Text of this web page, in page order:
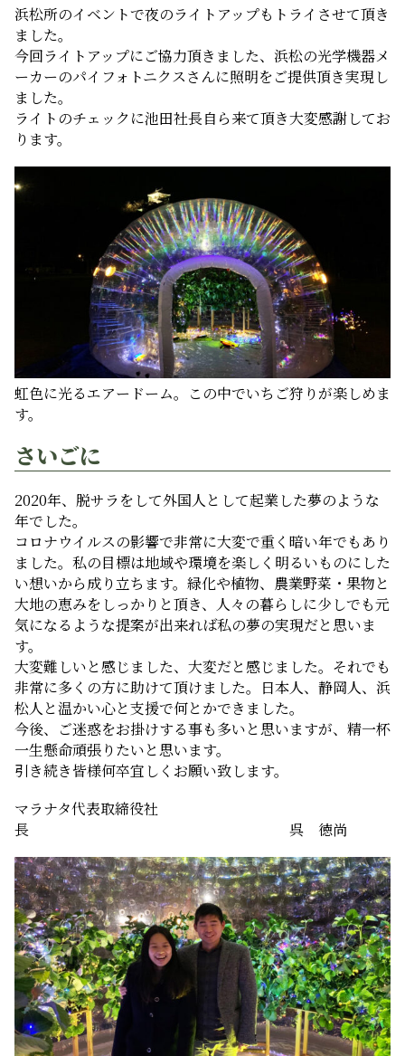
浜松所のイベントで夜のライトアップもトライさせて頂き
ました。
今回ライトアップにご協力頂きました、浜松の光学機器メ
ーカーのパイフォトニクスさんに照明をご提供頂き実現し
ました。
ライトのチェックに池田社長自ら来て頂き大変感謝してお
ります。
虹色に光るエアードーム。この中でいちご狩りが楽しめま
す。
さいごに
2020年、脱サラをして外国人として起業した夢のような
年でした。
コロナウイルスの影響で非常に大変で重く暗い年でもあり
ました。私の目標は地域や環境を楽しく明るいものにした
い想いから成り立ちます。緑化や植物、農業野菜・果物と
大地の恵みをしっかりと頂き、人々の暮らしに少しでも元
気になるような提案が出来れば私の夢の実現だと思いま
す。
大変難しいと感じました、大変だと感じました。それでも
非常に多くの方に助けて頂けました。日本人、静岡人、浜
松人と温かい心と支援で何とかできました。
今後、ご迷惑をお掛けする事も多いと思いますが、精一杯
一生懸命頑張りたいと思います。
引き続き皆様何卒宜しくお願い致します。
マラナタ代表取締役社
長 呉 徳尚